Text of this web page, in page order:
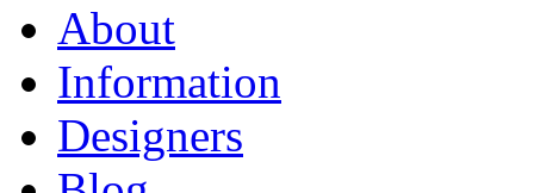
About
Information
Designers